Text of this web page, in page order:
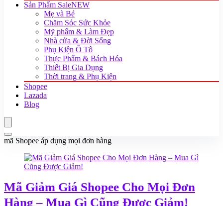
Sản Phẩm SaleNEW
Mẹ và Bé
Chăm Sóc Sức Khỏe
Mỹ phẩm & Làm Đẹp
Nhà cửa & Đời Sống
Phụ Kiện Ô Tô
Thực Phẩm & Bách Hóa
Thiết Bị Gia Dụng
Thời trang & Phụ Kiện
Shopee
Lazada
Blog
mã Shopee áp dụng mọi đơn hàng
Mã Giảm Giá Shopee Cho Mọi Đơn
Hàng – Mua Gì Cũng Được Giảm!